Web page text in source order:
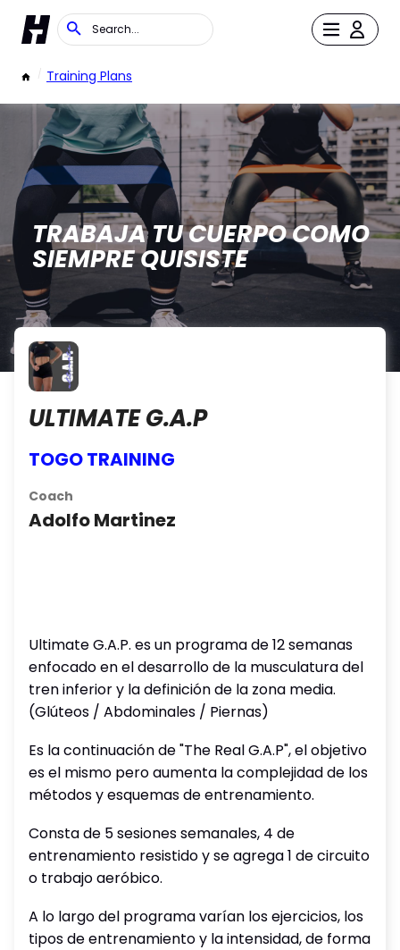
/ Training Plans
TRABAJA TU CUERPO COMO
SIEMPRE QUISISTE
ULTIMATE G.A.P
TOGO TRAINING
Coach
Adolfo Martinez
Ultimate G.A.P. es un programa de 12 semanas
enfocado en el desarrollo de la musculatura del
tren inferior y la definición de la zona media.
(Glúteos / Abdominales / Piernas)
Es la continuación de "The Real G.A.P", el objetivo
es el mismo pero aumenta la complejidad de los
métodos y esquemas de entrenamiento.
Consta de 5 sesiones semanales, 4 de
entrenamiento resistido y se agrega 1 de circuito
o trabajo aeróbico.
A lo largo del programa varían los ejercicios, los
tipos de entrenamiento y la intensidad, de forma